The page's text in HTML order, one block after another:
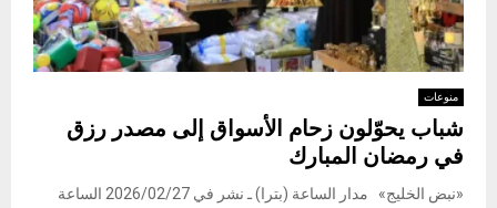
منوعات
شباب يحوّلون زحام الأسواق إلى مصدر رزق
في رمضان المبارك
«نبض الخليج» مدار الساعة (بترا) ـ نشر في 2026/02/27 الساعة